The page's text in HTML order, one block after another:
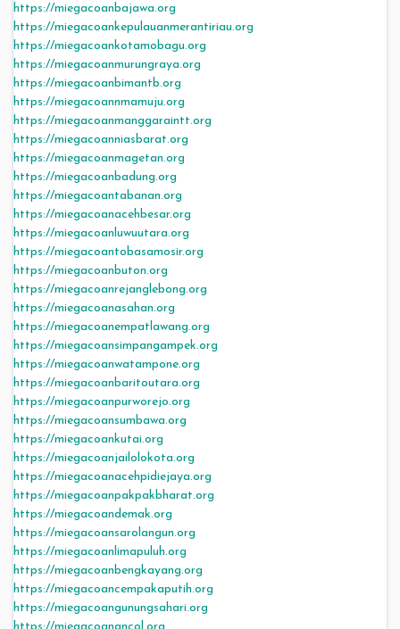
https://miegacoanbajawa.org
https://miegacoankepulauanmerantiriau.org
https://miegacoankotamobagu.org
https://miegacoanmurungraya.org
https://miegacoanbimantb.org
https://miegacoannmamuju.org
https://miegacoanmanggaraintt.org
https://miegacoanniasbarat.org
https://miegacoanmagetan.org
https://miegacoanbadung.org
https://miegacoantabanan.org
https://miegacoanacehbesar.org
https://miegacoanluwuutara.org
https://miegacoantobasamosir.org
https://miegacoanbuton.org
https://miegacoanrejanglebong.org
https://miegacoanasahan.org
https://miegacoanempatlawang.org
https://miegacoansimpangampek.org
https://miegacoanwatampone.org
https://miegacoanbaritoutara.org
https://miegacoanpurworejo.org
https://miegacoansumbawa.org
https://miegacoankutai.org
https://miegacoanjailolokota.org
https://miegacoanacehpidiejaya.org
https://miegacoanpakpakbharat.org
https://miegacoandemak.org
https://miegacoansarolangun.org
https://miegacoanlimapuluh.org
https://miegacoanbengkayang.org
https://miegacoancempakaputih.org
https://miegacoangunungsahari.org